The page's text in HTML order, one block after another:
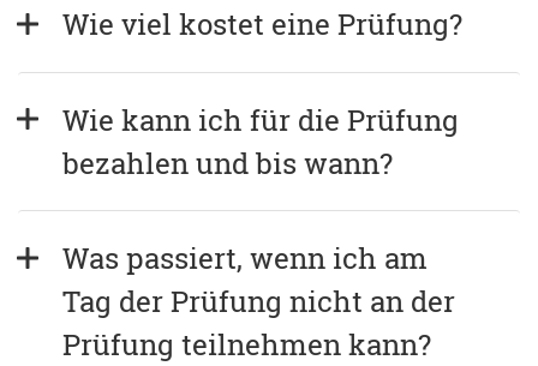
Wie viel kostet eine Prüfung?
Wie kann ich für die Prüfung
bezahlen und bis wann?
Was passiert, wenn ich am
Tag der Prüfung nicht an der
Prüfung teilnehmen kann?